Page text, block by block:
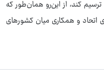
کند، از این‌رو همان‌طور که
اتحاد و همکاری میان کشورهای